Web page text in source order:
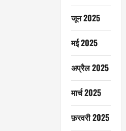
जून 2025
मई 2025
अप्रैल 2025
मार्च 2025
फ़रवरी 2025